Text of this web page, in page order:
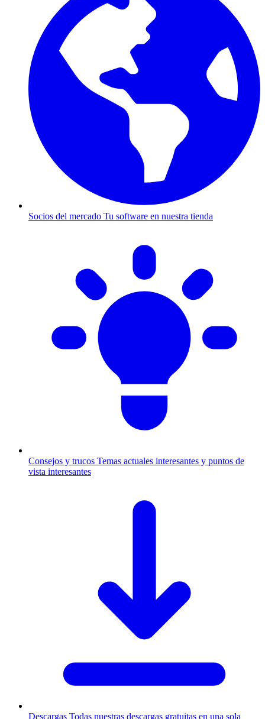
Socios del mercado Tu software en nuestra tienda
Consejos y trucos Temas actuales interesantes y puntos de
vista interesantes
Descargas Todas nuestras descargas gratuitas en una sola